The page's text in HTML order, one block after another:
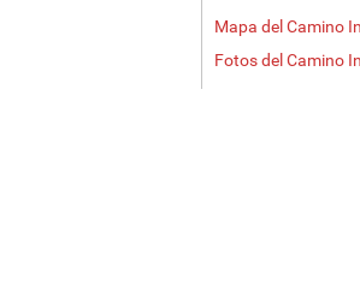
Mapa del Camino
Fotos del Camino